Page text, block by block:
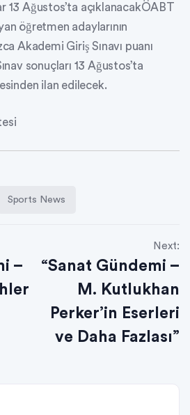
13 Ağustos’ta açıklanacakÖABT
öğretmen adaylarının
Akademi Giriş Sınavı puanı
sonuçları 13 Ağustos’ta
ilan edilecek.
Sports News
–
Next:
“Sanat Gündemi –
M. Kutlukhan
Perker’in Eserleri
ve Daha Fazlası”